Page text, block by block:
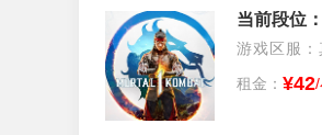
当前段位
游戏区服
租金： ¥42